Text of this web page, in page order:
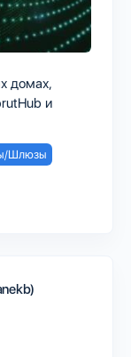
домах,
и
Шлюзы